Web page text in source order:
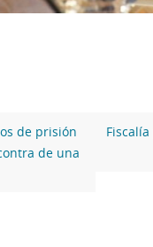
de prisión
de una